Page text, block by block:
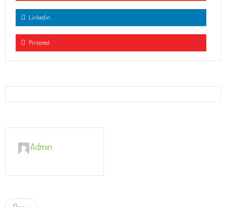
Linkedin
Pinterest
Admin
P